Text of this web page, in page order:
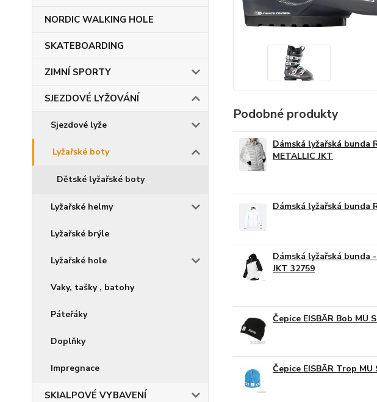
NORDIC WALKING HOLE
SKATEBOARDING
ZIMNÍ SPORTY
SJEZDOVÉ LYŽOVÁNÍ
Sjezdové lyže
Lyžařské boty
Dětské lyžařské boty
Lyžařské helmy
Lyžařské brýle
Lyžařské hole
Vaky, tašky , batohy
Páteřáky
Doplňky
Impregnace
SKIALPOVÉ VYBAVENÍ
Podobné produkty
Dámská lyžařská bunda
METALLIC JKT
Dámská lyžařská bunda
Dámská lyžařská
JKT 32759
Čepice EISBÄR Bob MU
Čepice EISBÄR Trop MU